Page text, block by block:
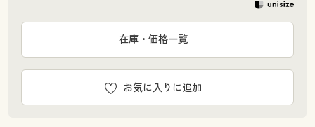
お気に入りに追加
在庫・価格一覧